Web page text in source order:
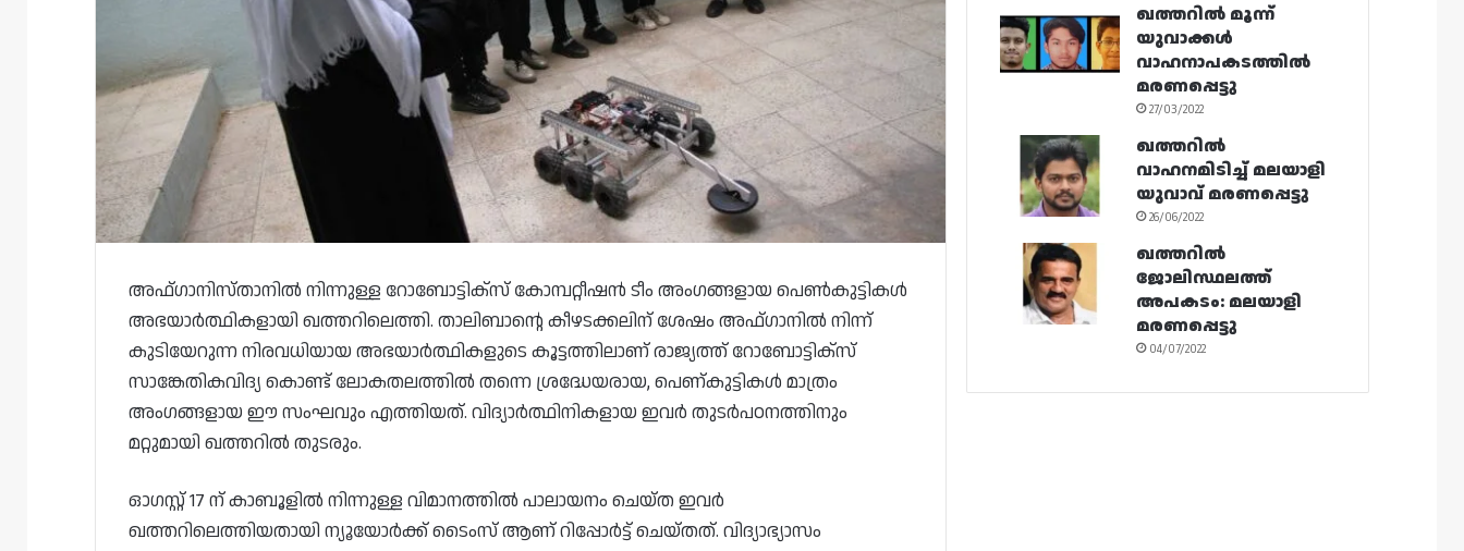
അഫ്ഗാനിസ്താനിൽ നിന്നുള്ള റോബോട്ടിക്‌സ് കോമ്പറ്റീഷൻ ടീം അംഗങ്ങളായ പെൺകുട്ടികൾ
അഭയാർത്ഥികളായി ഖത്തറിലെത്തി. താലിബാന്റെ കീഴടക്കലിന് ശേഷം അഫ്‌ഗാനിൽ നിന്ന്
കുടിയേറുന്ന നിരവധിയായ അഭയാർത്ഥികളുടെ കൂട്ടത്തിലാണ് രാജ്യത്ത് റോബോട്ടിക്സ്
സാങ്കേതികവിദ്യ കൊണ്ട് ലോകതലത്തിൽ തന്നെ ശ്രദ്ധേയരായ, പെണ്കുട്ടികൾ മാത്രം
അംഗങ്ങളായ ഈ സംഘവും എത്തിയത്. വിദ്യാർത്ഥിനികളായ ഇവർ തുടർപഠനത്തിനും
മറ്റുമായി ഖത്തറിൽ തുടരും.
ഓഗസ്റ്റ് 17 ന് കാബൂളിൽ നിന്നുള്ള വിമാനത്തിൽ പാലായനം ചെയ്ത ഇവർ
ഖത്തറിലെത്തിയതായി ന്യൂയോർക്ക് ടൈംസ് ആണ് റിപ്പോർട്ട് ചെയ്തത്. വിദ്യാഭ്യാസം
ഖത്തറിൽ മൂന്ന്
യുവാക്കൾ
വാഹനാപകടത്തിൽ
മരണപ്പെട്ടു
27/03/2022
ഖത്തറിൽ
വാഹനമിടിച്ച് മലയാളി
യുവാവ് മരണപ്പെട്ടു
26/06/2022
ഖത്തറിൽ
ജോലിസ്ഥലത്ത്
അപകടം: മലയാളി
മരണപ്പെട്ടു
04/07/2022